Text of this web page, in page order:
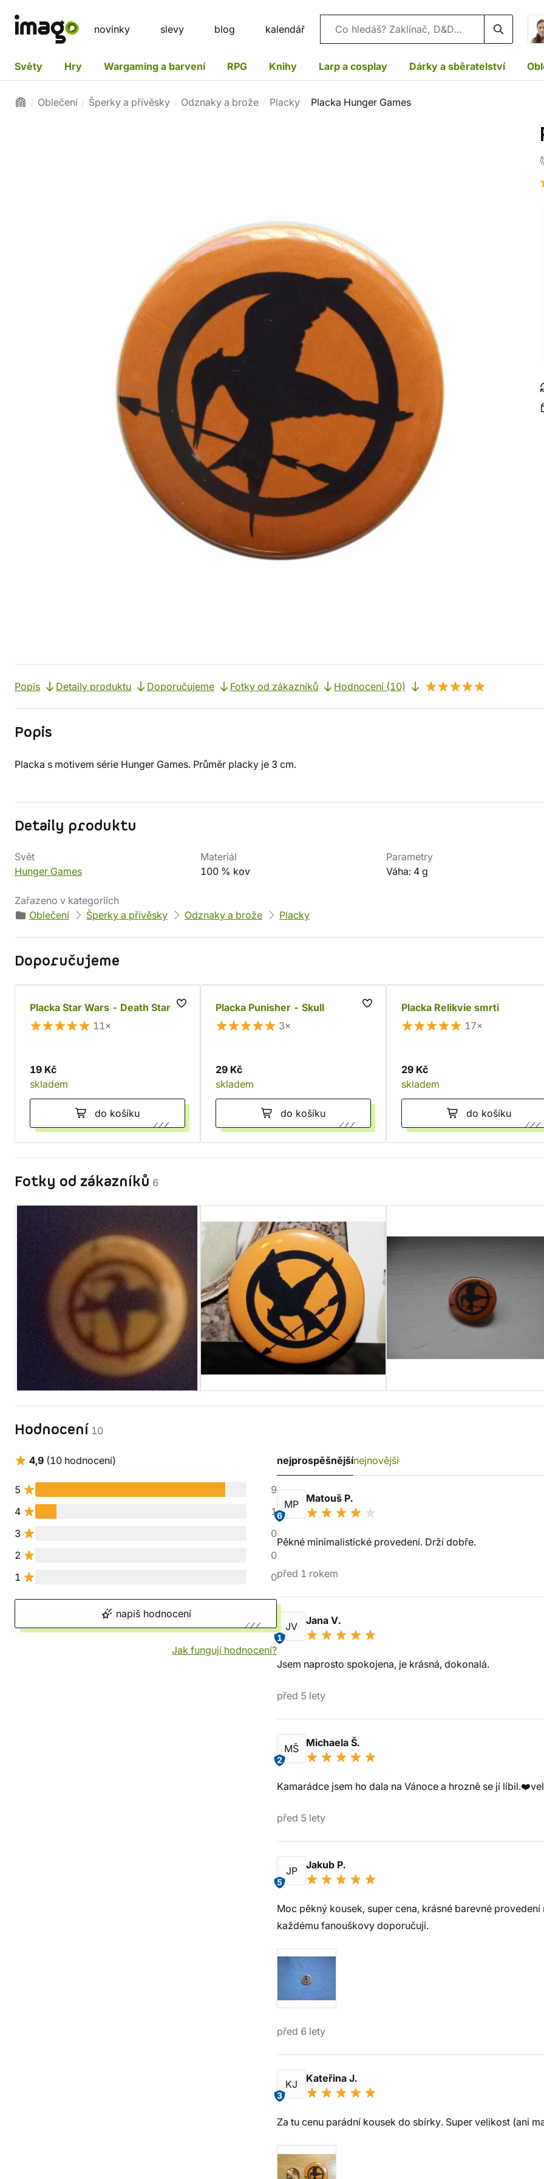
novinky slevy blog kalendář Vyhledávání
Světy Hry Wargaming a barvení RPG Knihy Larp a cosplay Dárky a sběratelství
Oblečení Šperky a přívěsky Odznaky a brože Placky Placka Hunger Games
Popis Detaily produktu Doporučujeme Fotky od zákazníků Hodnocení (10)
Popis
Placka s motivem série Hunger Games. Průměr placky je 3 cm.
Detaily produktu
Svět
Hunger Games
Materiál
100 % kov
Parametry
Váha: 4 g
Zařazeno v kategoriích
Oblečení
Šperky a přívěsky Odznaky a brože Placky
Doporučujeme
Placka Star Wars - Death Star
11×
19 Kč
skladem
do košíku
Placka Punisher - Skull
3×
29 Kč
skladem
do košíku
Placka Relikvie smrti
17×
29 Kč
skladem
do košíku
Fotky od zákazníků 6
Hodnocení 10
4,9 (10 hodnocení)
5
9
4
1
3
0
2
0
1
0
napiš hodnocení
Jak fungují hodnocení?
nejprospěšnějšínejnovější
MP
6
Matouš P.
Pěkné minimalistické provedení. Drží dobře.
před 1 rokem
JV
1
Jana V.
Jsem naprosto spokojena, je krásná, dokonalá.
před 5 lety
MŠ
2
Michaela Š.
Kamarádce jsem ho dala na Vánoce a hrozně se jí
před 5 lety
JP
5
Jakub P.
Moc pěkný kousek, super cena, krásné barevné
každému fanouškovy doporučuji.
před 6 lety
KJ
3
Kateřina J.
Za tu cenu parádní kousek do sbírky. Super velikost (ani